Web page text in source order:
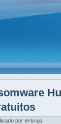
por el-brujo